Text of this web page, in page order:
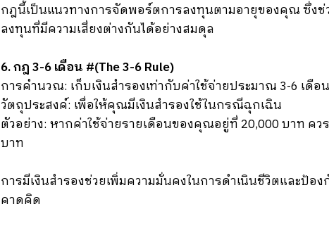
กฎนี้เป็นแนวทางการจัดพอร์ตการลงทุนตามอายุของคุณ ซึ่งช่
ลงทุนที่มีความเสี่ยงต่างกันได้อย่างสมดุล
6. กฎ 3-6 เดือน #(The 3-6 Rule)
การคำนวณ: เก็บเงินสำรองเท่ากับค่าใช้จ่ายประมาณ 3-6 เดือน
วัตถุประสงค์: เพื่อให้คุณมีเงินสำรองใช้ในกรณีฉุกเฉิน
ตัวอย่าง: หากค่าใช้จ่ายรายเดือนของคุณอยู่ที่ 20,000 บาท คว
บาท
การมีเงินสำรองช่วยเพิ่มความมั่นคงในการดำเนินชีวิตและป้อ
คาดคิด